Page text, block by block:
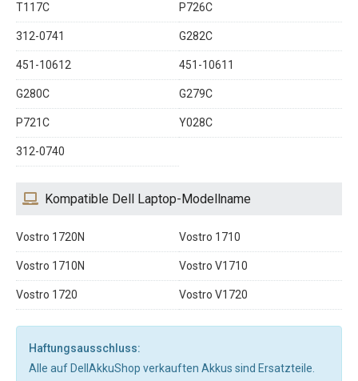
T117C P726C
312-0741 G282C
451-10612 451-10611
G280C G279C
P721C Y028C
312-0740
Kompatible Dell Laptop-Modellname
Vostro 1720N Vostro 1710
Vostro 1710N Vostro V1710
Vostro 1720 Vostro V1720
Haftungsausschluss:
Alle auf DellAkkuShop verkauften Akkus sind Ersatzteile.